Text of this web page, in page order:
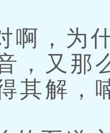
，为
，又那
其解，